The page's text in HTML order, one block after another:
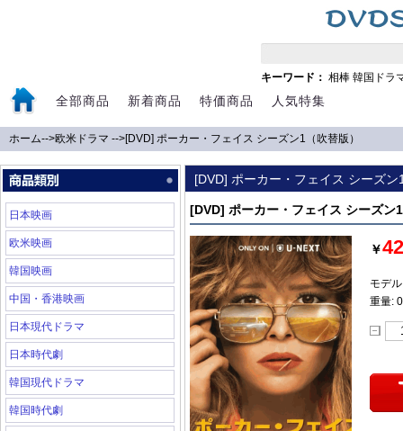
キーワード： 相棒 韓国ドラ
全部商品 新着商品 特価商品 人気特集
ホーム-->欧米ドラマ -->[DVD] ポーカー・フェイス シーズン1（吹替版）
日本映画
欧米映画
韓国映画
中国・香港映画
日本現代ドラマ
日本時代劇
韓国現代ドラマ
韓国時代劇
[DVD] ポーカー・フェイス シーズン
[DVD] ポーカー・フェイス シーズン
￥
モデ
重量: